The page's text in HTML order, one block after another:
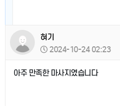
혀기
2024-10-24 02:23
아주 만족한 마사지였습니다